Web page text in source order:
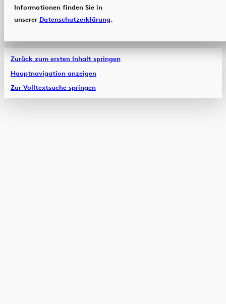
Informationen finden Sie in
unserer Datenschutzerklärung.
Zurück zum ersten Inhalt springen
Hauptnavigation anzeigen
Zur Volltextsuche springen